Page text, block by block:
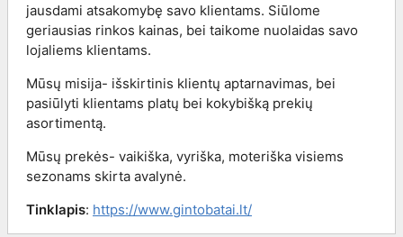
jausdami atsakomybę savo klientams. Siūlome
geriausias rinkos kainas, bei taikome nuolaidas savo
lojaliems klientams.
Mūsų misija- išskirtinis klientų aptarnavimas, bei
pasiūlyti klientams platų bei kokybišką prekių
asortimentą.
Mūsų prekės- vaikiška, vyriška, moteriška visiems
sezonams skirta avalynė.
Tinklapis: https://www.gintobatai.lt/